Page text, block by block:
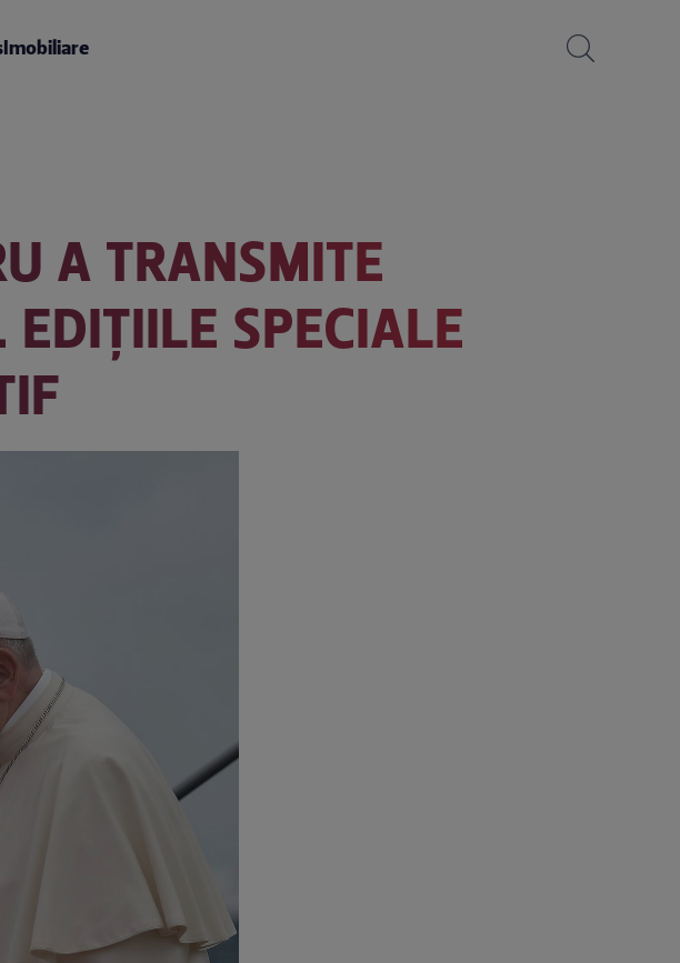
Imobiliare
A TRANSMITE
SPECIALE